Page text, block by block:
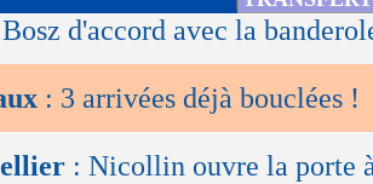
d'accord avec la
: 3 arrivées déjà bouclées !
: Nicollin ouvre la porte